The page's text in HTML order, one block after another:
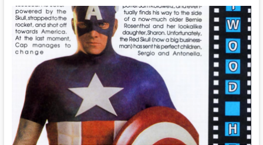
New
Warriors:
Wizard,
The
Guide
to
Comics